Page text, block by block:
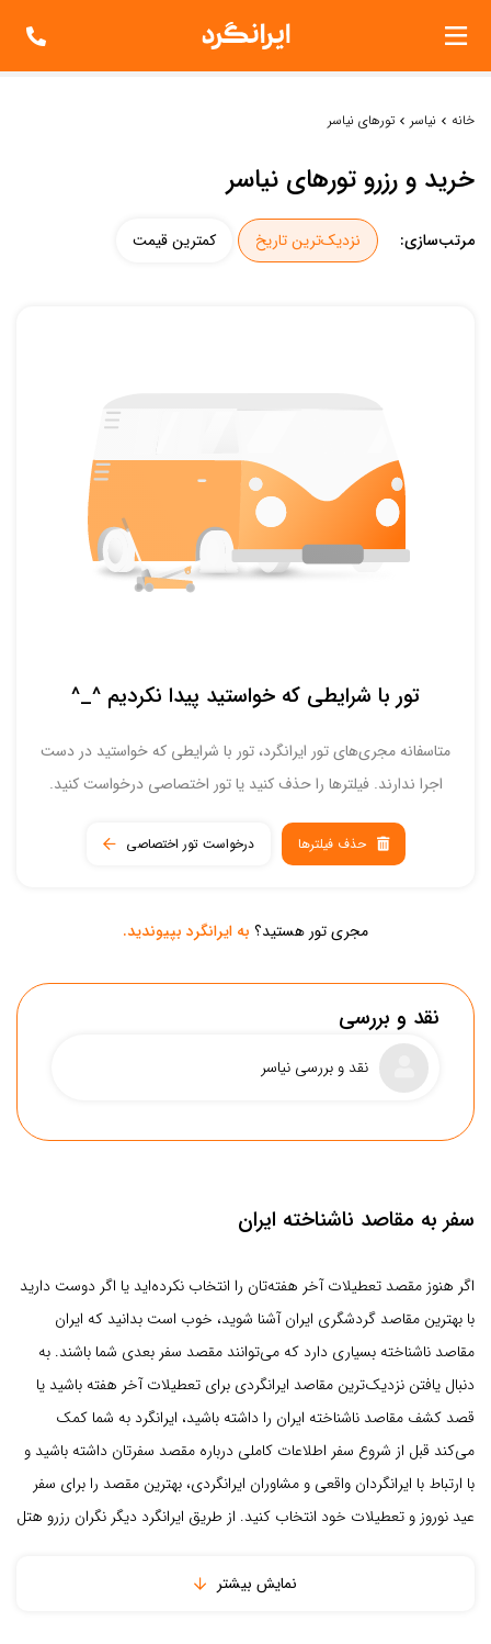
خانه نیاسر تورهای نیاسر
خرید و رزرو تورهای نیاسر
مرتب‌سازی: نزدیک‌ترین تاریخ کمترین قیمت
تور با شرایطی که خواستید پیدا نکردیم ^_^
متاسفانه مجری‌های تور ایرانگرد، تور با شرایطی که خواستید در دست
اجرا ندارند. فیلترها را حذف کنید یا تور اختصاصی درخواست کنید.
حذف فیلترها درخواست تور اختصاصی
مجری تور هستید؟ به ایرانگرد بپیوندید.
نقد و بررسی
نقد و بررسی نیاسر
سهولت دسترسی
پوشش اینترنت
حمل و نقل عمومی
سطح امکانات
تمیزی مقصد
سفر به مقاصد ناشناخته ایران
اگر هنوز مقصد تعطیلات آخر هفته‌تان را انتخاب نکرده‌اید یا اگر دوست دارید
با بهترین مقاصد گردشگری ایران آشنا شوید، خوب است بدانید که ایران
مقاصد ناشناخته بسیاری دارد که می‌توانند مقصد سفر بعدی شما باشند. به
دنبال یافتن نزدیک‌ترین مقاصد ایرانگردی برای تعطیلات آخر هفته باشید یا
قصد کشف مقاصد ناشناخته ایران را داشته باشید، ایرانگرد به شما کمک
می‌کند قبل از شروع سفر اطلاعات کاملی درباره مقصد سفرتان داشته باشید و
با ارتباط با ایرانگردان واقعی و مشاوران ایرانگردی، بهترین مقصد را برای سفر
عید نوروز و تعطیلات خود انتخاب کنید. از طریق ایرانگرد دیگر نگران رزرو هتل
نمایش بیشتر